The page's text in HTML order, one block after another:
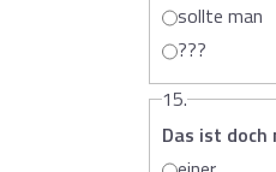
sollte man
???
15.
Das ist